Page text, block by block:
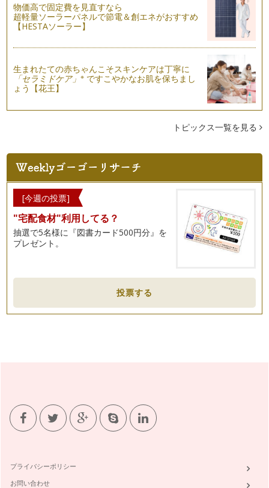
ハーブ生活のすすめ
気温も高くなり、緑美しい季節、たくさんのハーブ苗が店頭に
並び始めましたね。 …
あたたかい日差しの中で日に日に緑濃くなっていく植物たち。
…
3月、4月は出会いと別れの季節。 歓送迎会も多く、…
花粉の時期を乗り切る３種のおすすめアロマ
そろそろ暖かい日も増え、少しずつ春の装いの方をみかける
よう…
本格的な花粉シーズンが始まる前にハーブでできること
あと１週間もすれば『啓蟄』。そろそろ春の到来を感じる頃で
髪の健康をアロマでサポート
２月も半ばになり、少しあたたかい日も…
バレンタインを香りで演出
寒い季節におうちでできるお肌ケアと風邪予防
１２月は楽しい行事が盛りだくさん！ おいしいお食事やお酒
の席も増える時期…
ハーブは、ラテン語で草を意味する『herba（エルバ）』を語
物価高で固定費を見直すなら
超軽量ソーラーパネルで節電＆創エネがおすすめ
【HESTAソーラー】
生まれたての赤ちゃんこそスキンケアは丁寧に
「セラミドケア」※ ですこやかなお肌を保ちまし
ょう【花王】
トピックス一覧を見る
[今週の投票]
"宅配食材"利用してる？
抽選で5名様に『図書カード500円分』を
プレゼント。
投票する
プライバシーポリシー
お問い合わせ